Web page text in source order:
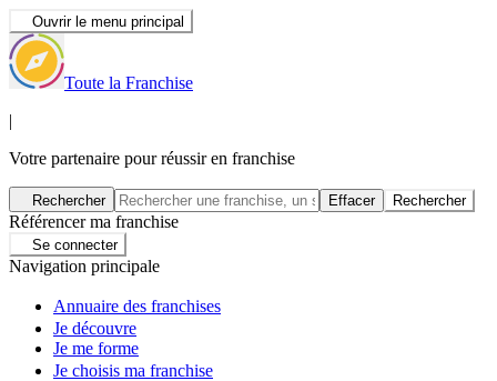
Ouvrir le menu principal
Toute la Franchise
|
Votre partenaire pour réussir en franchise
Rechercher Effacer Rechercher
Référencer ma franchise
Se connecter
Navigation principale
Annuaire des franchises
Je découvre
Je me forme
Je choisis ma franchise